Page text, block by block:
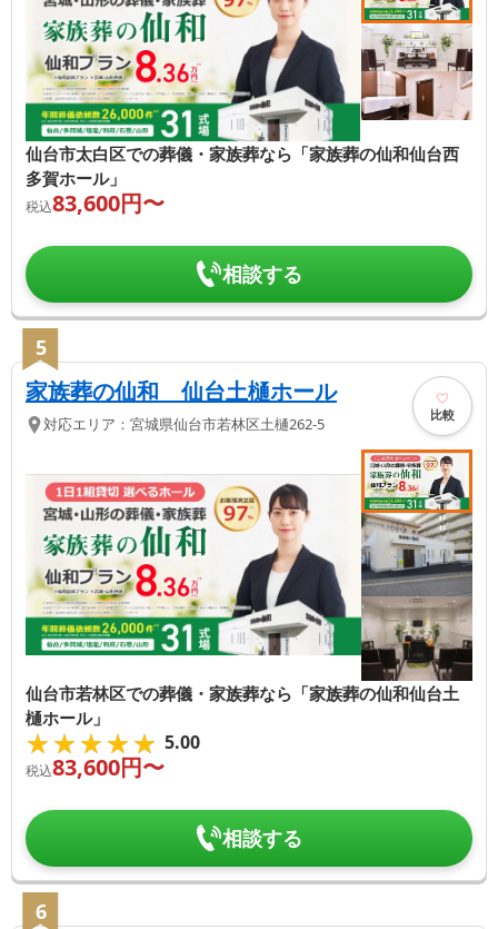
仙台市太白区での葬儀・家族葬なら「家族葬の仙和仙台西
多賀ホール」
税込83,600円〜
相談する
5
家族葬の仙和 仙台土樋ホール
対応エリア： 宮城県仙台市若林区土樋262-5 比較
仙台市若林区での葬儀・家族葬なら「家族葬の仙和仙台土
樋ホール」
★★★★★
★★★★★ 5.00
税込83,600円〜
相談する
6